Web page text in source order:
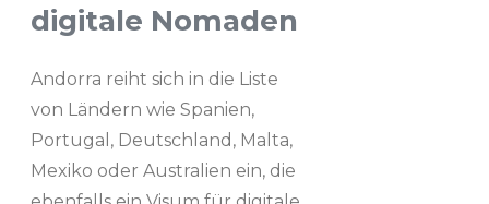
digitale Nomaden
Andorra reiht sich in die Liste
von Ländern wie Spanien,
Portugal, Deutschland, Malta,
Mexiko oder Australien ein, die